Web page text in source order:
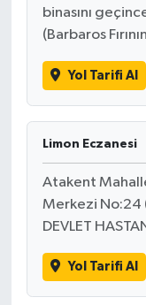
binasını
(Barbaros
Yol Tarifi Al
Limon Eczanesi
Atakent
Merkezi No:24
DEVLET
Yol Tarifi Al